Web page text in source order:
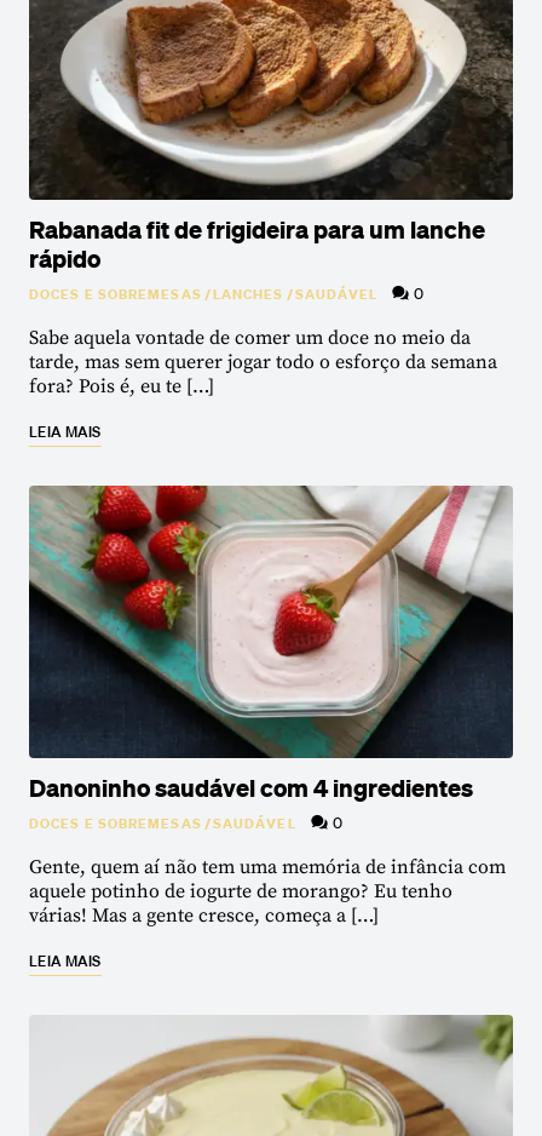
Rabanada fit de frigideira para um lanche
rápido
DOCES E SOBREMESAS/LANCHES /SAUDÁVEL 0
Sabe aquela vontade de comer um doce no meio da
tarde, mas sem querer jogar todo o esforço da semana
fora? Pois é, eu te […]
LEIA MAIS
Danoninho saudável com 4 ingredientes
DOCES E SOBREMESAS/SAUDÁVEL 0
Gente, quem aí não tem uma memória de infância com
aquele potinho de iogurte de morango? Eu tenho
várias! Mas a gente cresce, começa a […]
LEIA MAIS